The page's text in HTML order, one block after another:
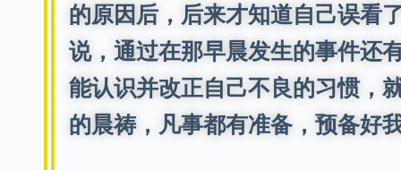
的原因后，后来才知道自己误看
说，通过在那早晨发生的事件还
能认识并改正自己不良的习惯，
的晨祷，凡事都有准备，预备好